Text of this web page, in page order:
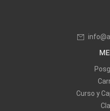
Curso y